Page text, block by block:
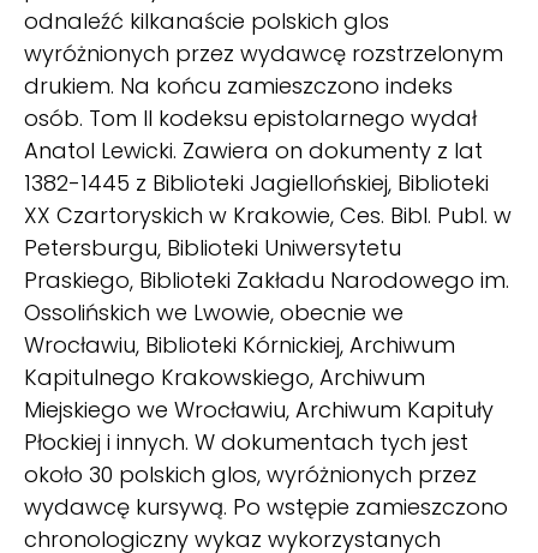
odnaleźć kilkanaście polskich glos
wyróżnionych przez wydawcę rozstrzelonym
drukiem. Na końcu zamieszczono indeks
osób. Tom II kodeksu epistolarnego wydał
Anatol Lewicki. Zawiera on dokumenty z lat
1382-1445 z Biblioteki Jagiellońskiej, Biblioteki
XX Czartoryskich w Krakowie, Ces. Bibl. Publ. w
Petersburgu, Biblioteki Uniwersytetu
Praskiego, Biblioteki Zakładu Narodowego im.
Ossolińskich we Lwowie, obecnie we
Wrocławiu, Biblioteki Kórnickiej, Archiwum
Kapitulnego Krakowskiego, Archiwum
Miejskiego we Wrocławiu, Archiwum Kapituły
Płockiej i innych. W dokumentach tych jest
około 30 polskich glos, wyróżnionych przez
wydawcę kursywą. Po wstępie zamieszczono
chronologiczny wykaz wykorzystanych